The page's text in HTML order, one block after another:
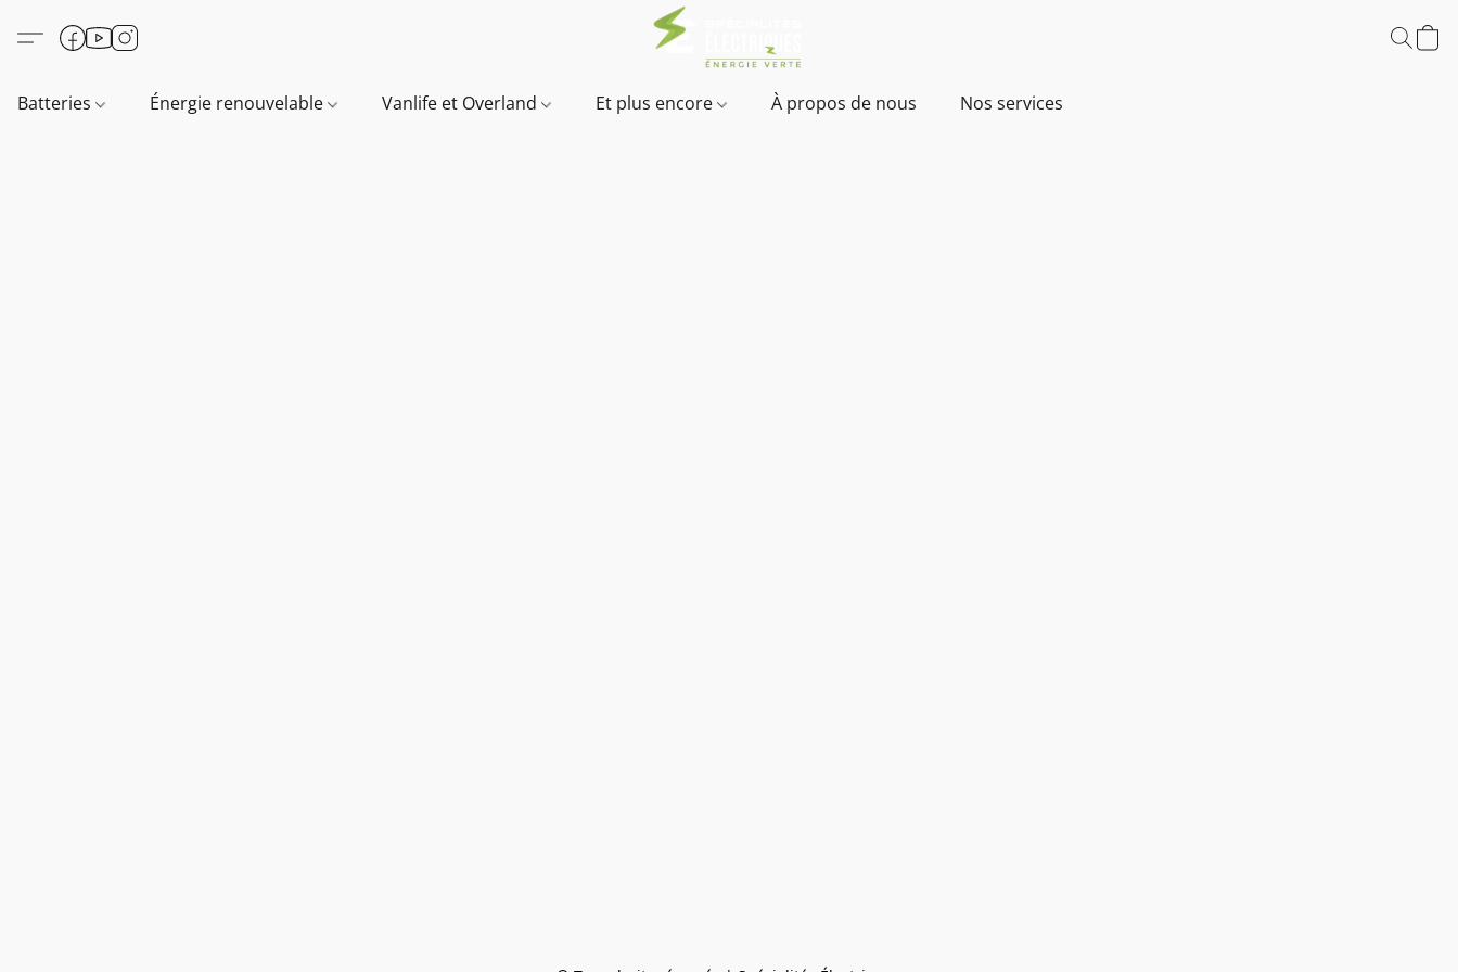
Batteries Énergie renouvelable Vanlife et Overland Et plus encore À propos de nous Nos services